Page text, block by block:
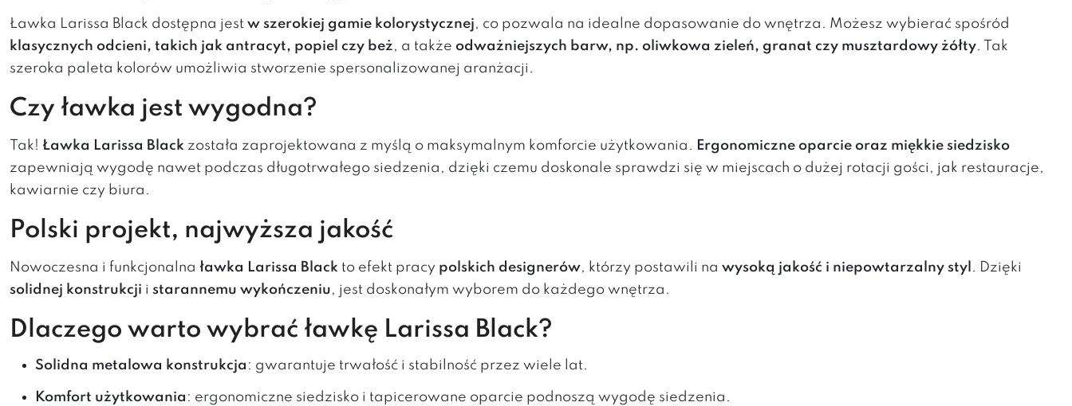
Ławka Larissa Black dostępna jest w szerokiej gamie kolorystycznej, co pozwala na idealne dopasowanie do wnętrza. Możesz wybierać spośród
klasycznych odcieni, takich jak antracyt, popiel czy beż, a także odważniejszych barw, np. oliwkowa zieleń, granat czy musztardowy żółty. Tak
szeroka paleta kolorów umożliwia stworzenie spersonalizowanej aranżacji.
Czy ławka jest wygodna?
Tak! Ławka Larissa Black została zaprojektowana z myślą o maksymalnym komforcie użytkowania. Ergonomiczne oparcie oraz miękkie siedzisko
zapewniają wygodę nawet podczas długotrwałego siedzenia, dzięki czemu doskonale sprawdzi się w miejscach o dużej rotacji gości, jak restauracje,
kawiarnie czy biura.
Polski projekt, najwyższa jakość
Nowoczesna i funkcjonalna ławka Larissa Black to efekt pracy polskich designerów, którzy postawili na wysoką jakość i niepowtarzalny styl . Dzięki
solidnej konstrukcji i starannemu wykończeniu, jest doskonałym wyborem do każdego wnętrza.
Dlaczego warto wybrać ławkę Larissa Black?
Solidna metalowa konstrukcja : gwarantuje trwałość i stabilność przez wiele lat.
Komfort użytkowania : ergonomiczne siedzisko i tapicerowane oparcie podnoszą wygodę siedzenia.